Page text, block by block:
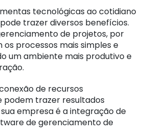
tecnológicas ao cotidiano
trazer diversos benefícios.
de projetos, por
processos mais simples e
um ambiente mais produtivo e
de recursos
podem trazer resultados
empresa é a integração de
de gerenciamento de